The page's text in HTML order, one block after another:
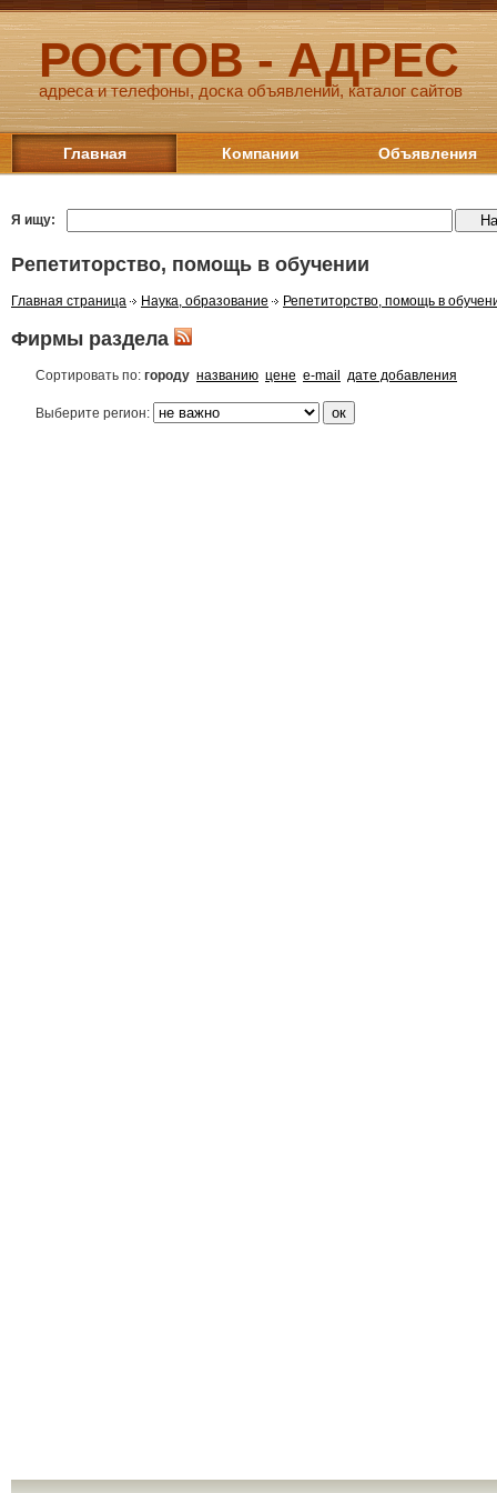
РОСТОВ - АДРЕС
адреса и телефоны, доска объявлений, каталог сайтов
Главная Компании Объявления
Я ищу:
Репетиторство, помощь в обучении
Главная страница Наука, образование Репетиторство, помощь в
Фирмы раздела
Сортировать по: городу названию цене e-mail дате добавления
Выберите регион: